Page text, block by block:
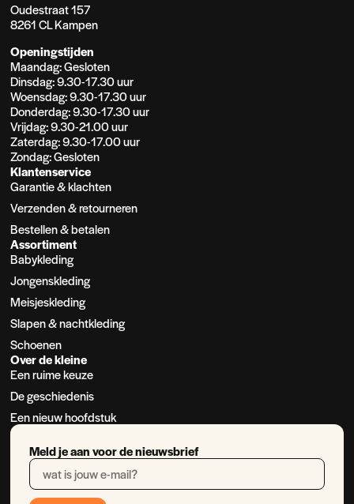
Oudestraat 157
8261 CL Kampen
Openingstijden
Maandag: Gesloten
Dinsdag: 9.30-17.30 uur
Woensdag: 9.30-17.30 uur
Donderdag: 9.30-17.30 uur
Vrijdag: 9.30-21.00 uur
Zaterdag: 9.30-17.00 uur
Zondag: Gesloten
Klantenservice
Garantie & klachten
Verzenden & retourneren
Bestellen & betalen
Assortiment
Babykleding
Jongenskleding
Meisjeskleding
Slapen & nachtkleding
Schoenen
Over de kleine
Een ruime keuze
De geschiedenis
Een nieuw hoofdstuk
Meld je aan voor de nieuwsbrief